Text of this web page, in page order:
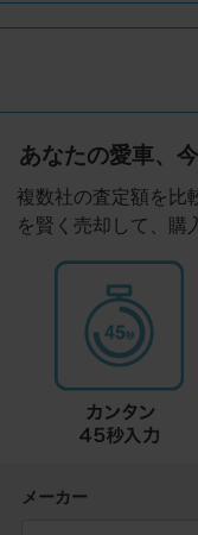
あなたの愛車、
複数社の査定額を比
を賢く売却して、購
メーカー